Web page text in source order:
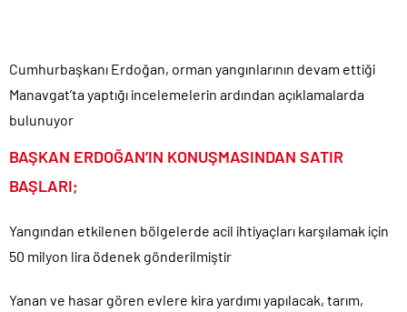
Denize döktüğümüz(!) Yunanların ekonomisini şaha kaldırdık!.
TÜİK sipariş enflasyon oranlarını açıkladı!.
TÜİK kira zam oranını yüzde 31 olarak açıkladı..
Etimesgut Belediye Başkanı Erdal Beşikçioğlu hakkında
Ekrem İmamoğlu dahil 53 ismin tutukluluğunun devamına karar
Cumhurbaşkanı Erdoğan, orman yangınlarının devam ettiği
Manavgat’ta yaptığı incelemelerin ardından açıklamalarda
bulunuyor
BAŞKAN ERDOĞAN’IN KONUŞMASINDAN SATIR
BAŞLARI;
Yangından etkilenen bölgelerde acil ihtiyaçları karşılamak için
50 milyon lira ödenek gönderilmiştir
Yanan ve hasar gören evlere kira yardımı yapılacak, tarım,